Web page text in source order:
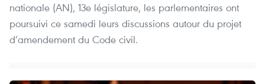
nationale (AN), 13e législature, les parlementaires ont
poursuivi ce samedi leurs discussions autour du projet
d’amendement du Code civil.